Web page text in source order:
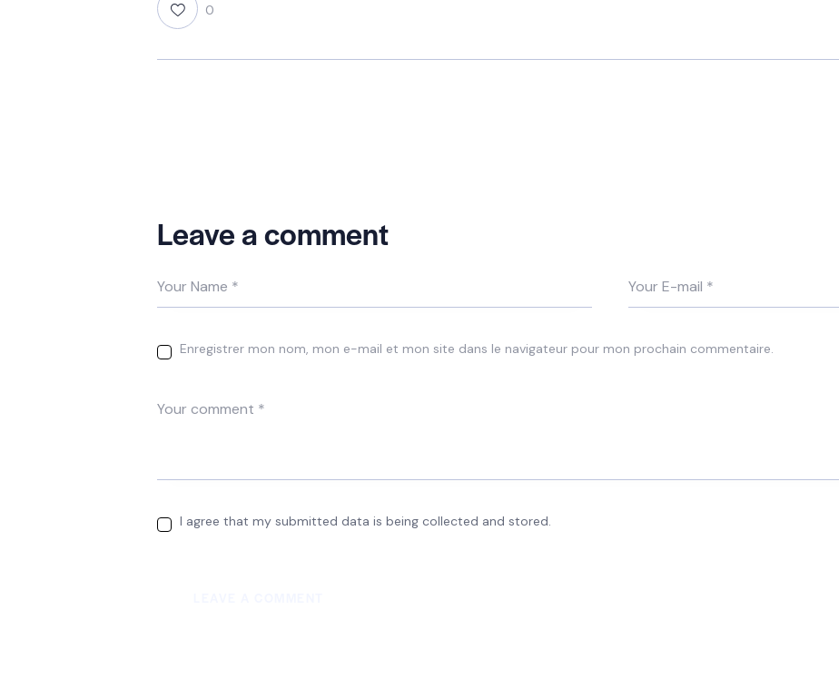
0
Leave a comment
Enregistrer mon nom, mon e-mail et mon site dans le navigateur pour mon prochain commentaire.
I agree that my submitted data is being collected and stored.